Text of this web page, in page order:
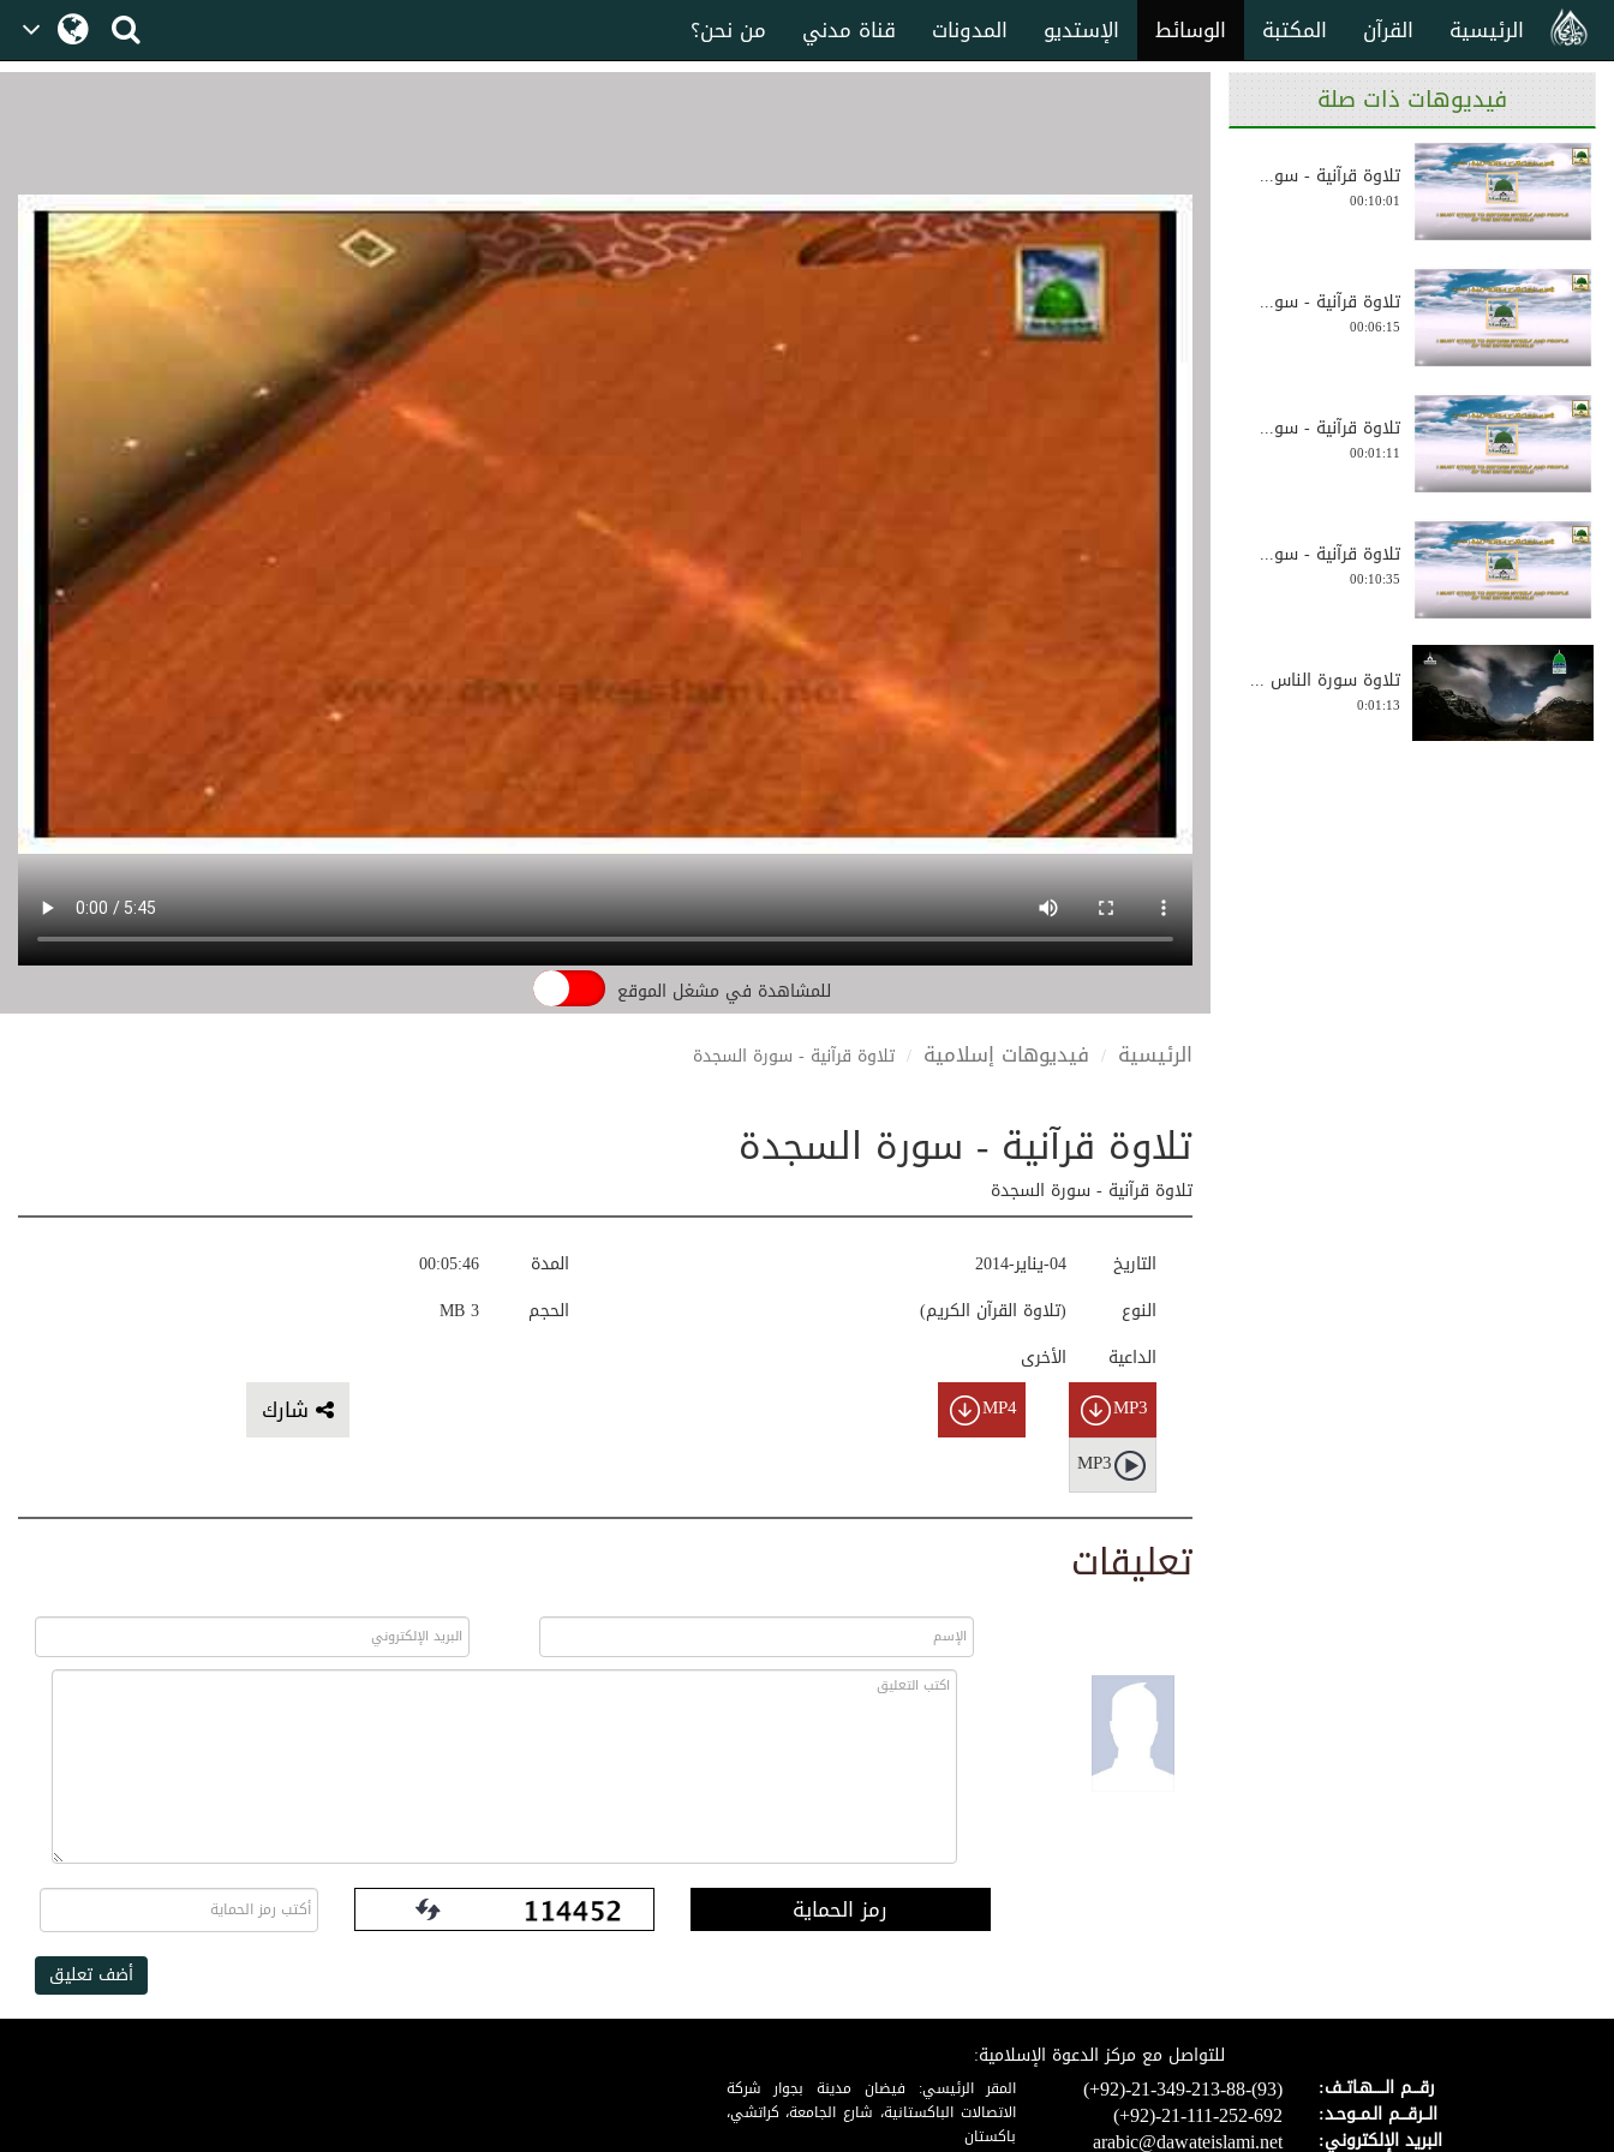
من نحن؟ قناة مدني المدونات الإستديو الوسائط المكتبة القرآن الرئيسية
للمشاهدة في مشغل الموقع
الرئيسية فيديوهات إسلامية تلاوة قرآنية - سورة السجدة
تلاوة قرآنية - سورة السجدة
تلاوة قرآنية - سورة السجدة
00:05:46
المدة
3 MB
الحجم
04-يناير-2014
التاريخ
(تلاوة القرآن الكريم)
النوع
الأخرى
الداعية
شارك MP3
MP4
MP3
تعليقات
رمز الحماية
أضف تعليق
فيديوهات ذات صلة
تلاوة قرآنية - سو...
00:10:01
تلاوة قرآنية - سو...
00:06:15
تلاوة قرآنية - سو...
00:01:11
تلاوة قرآنية - سو...
00:10:35
تلاوة سورة الناس ...
0:01:13
سورة الملك للتواصل مع مركز الدعوة الإسلامية:
المقر الرئيسي: فيضان مدينة بجوار شركة
الاتصالات الباكستانية، شارع الجامعة، كراتشي،
باكستان
(+92)-21-349-213-88-(93) رقـــم الـــــهـاتــف:
(+92)-21-111-252-692 الــرقـــم الـمــوحـد:
arabic@dawateislami.net البريد الإلكتروني: